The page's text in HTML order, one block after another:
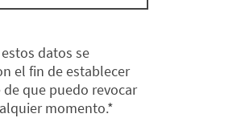
datos se
el fin de establecer
que puedo revocar
momento.*